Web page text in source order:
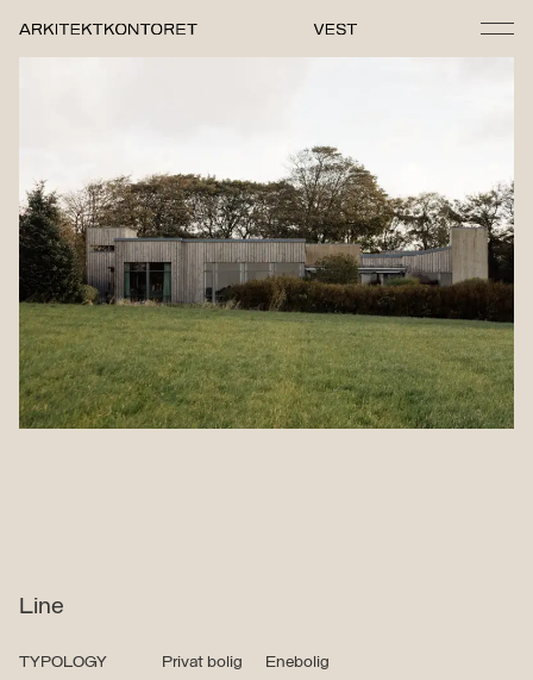
Line
TYPOLOGY Privat bolig
Enebolig